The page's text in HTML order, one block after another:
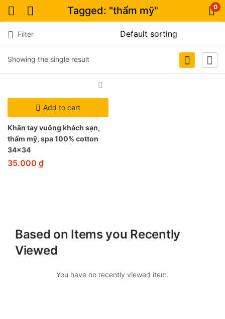
Tagged: "thẩm mỹ" 0
Showing the single result
Filter
Add to cart
Khăn tay vuông khách sạn,
thẩm mỹ, spa 100% cotton
34×34
35.000 ₫
Based on Items you Recently
Viewed
You have no recently viewed item.